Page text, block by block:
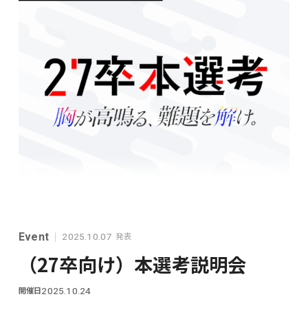
採用情報
Event 2025.10.07 発表
（27卒向け）本選考説明会
開催日2025.10.24